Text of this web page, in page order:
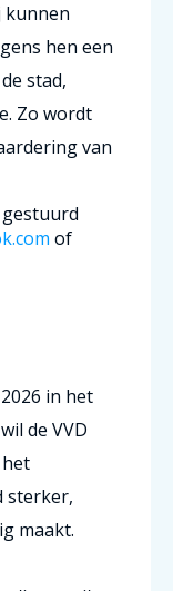
kunnen
hen een
stad,
Zo wordt
van
of
in het
de VVD
sterker,
maakt.